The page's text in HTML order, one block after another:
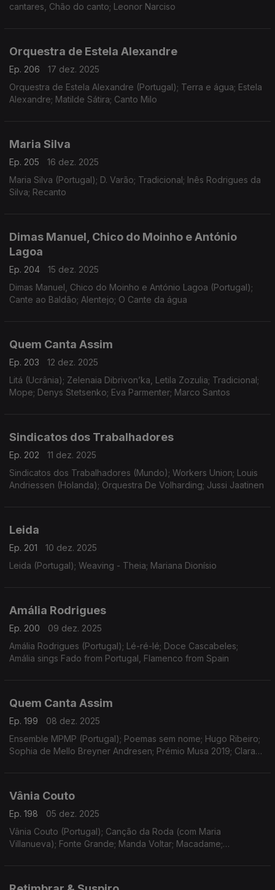
cantares, Chão do canto; Leonor Narciso
Orquestra de Estela Alexandre
Ep. 206
17 dez. 2025
Orquestra de Estela Alexandre (Portugal); Terra e água; Estela
Alexandre; Matilde Sátira; Canto Milo
Maria Silva
Ep. 205
16 dez. 2025
Maria Silva (Portugal); D. Varão; Tradicional; Inês Rodrigues da
Silva; Recanto
Dimas Manuel, Chico do Moinho e António
Lagoa
Ep. 204
15 dez. 2025
Dimas Manuel, Chico do Moinho e António Lagoa (Portugal);
Cante ao Baldão; Alentejo; O Cante da água
Quem Canta Assim
Ep. 203
12 dez. 2025
Litá (Ucrânia); Zelenaia Dibrivon’ka, Letila Zozulia; Tradicional;
Mope; Denys Stetsenko; Eva Parmenter; Marco Santos
Sindicatos dos Trabalhadores
Ep. 202
11 dez. 2025
Sindicatos dos Trabalhadores (Mundo); Workers Union; Louis
Andriessen (Holanda); Orquestra De Volharding; Jussi Jaatinen
Leida
Ep. 201
10 dez. 2025
Leida (Portugal); Weaving - Theia; Mariana Dionísio
Amália Rodrigues
Ep. 200
09 dez. 2025
Amália Rodrigues (Portugal); Lé-ré-lé; Doce Cascabeles;
Amália sings Fado from Portugal, Flamenco from Spain
Quem Canta Assim
Ep. 199
08 dez. 2025
Ensemble MPMP (Portugal); Poemas sem nome; Hugo Ribeiro;
Sophia de Mello Breyner Andresen; Prémio Musa 2019; Clara
Vânia Couto
Ep. 198
05 dez. 2025
Vânia Couto (Portugal); Canção da Roda (com Maria
Villanueva); Fonte Grande; Manda Voltar; Macadame;